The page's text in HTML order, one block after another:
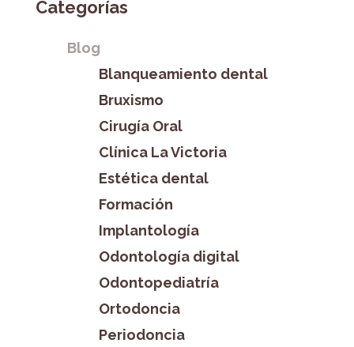
Categorías
Blog
Blanqueamiento dental
Bruxismo
Cirugía Oral
Clínica La Victoria
Estética dental
Formación
Implantología
Odontología digital
Odontopediatría
Ortodoncia
Periodoncia